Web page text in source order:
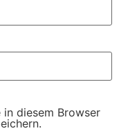
in diesem Browser